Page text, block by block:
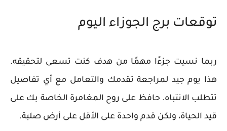
توقعات برج الجوزاء اليوم
ربما نسيت جزءًا مهمًا من هدف كنت تسعى لتحقيقه.
هذا يوم جيد لمراجعة تقدمك والتعامل مع أي تفاصيل
تتطلب الانتباه. حافظ على روح المغامرة الخاصة بك على
قيد الحياة، ولكن قدم واحدة على الأقل على أرض صلبة.